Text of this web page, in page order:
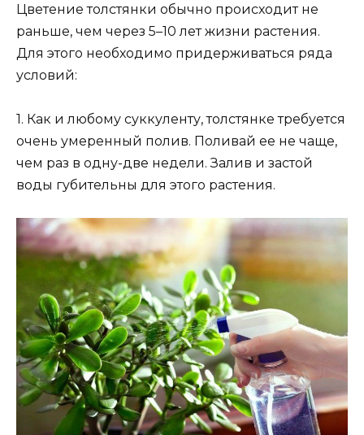
Цветение толстянки обычно происходит не
раньше, чем через 5–10 лет жизни растения.
Для этого необходимо придерживаться ряда
условий:
1. Как и любому суккуленту, толстянке требуется
очень умеренный полив. Поливай ее не чаще,
чем раз в одну-две недели. Залив и застой
воды губительны для этого растения.